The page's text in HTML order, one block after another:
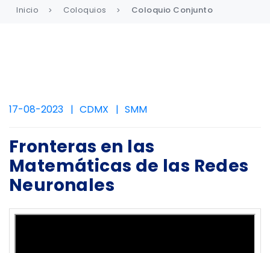
Inicio Coloquios Coloquio Conjunto
17-08-2023 CDMX SMM
Fronteras en las
Matemáticas de las Redes
Neuronales